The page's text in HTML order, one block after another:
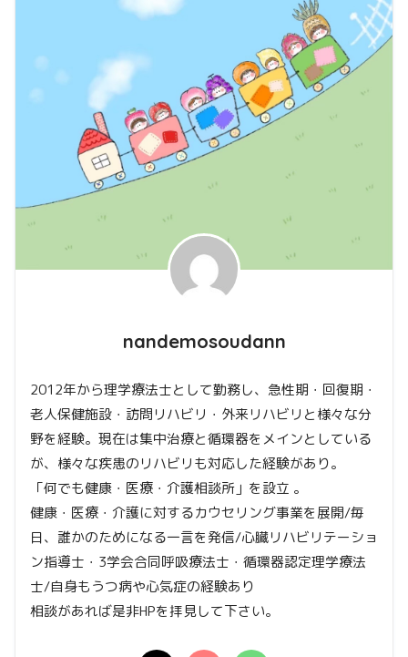
nandemosoudann
2012年から理学療法士として勤務し、急性期・回復期・
老人保健施設・訪問リハビリ・外来リハビリと様々な分
野を経験。現在は集中治療と循環器をメインとしている
が、様々な疾患のリハビリも対応した経験があり。
「何でも健康・医療・介護相談所」を設立 。
健康・医療・介護に対するカウセリング事業を展開/毎
日、誰かのためになる一言を発信/心臓リハビリテーショ
ン指導士・3学会合同呼吸療法士・循環器認定理学療法
士/自身もうつ病や心気症の経験あり
相談があれば是非HPを拝見して下さい。